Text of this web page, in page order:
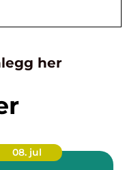
her
08. jul